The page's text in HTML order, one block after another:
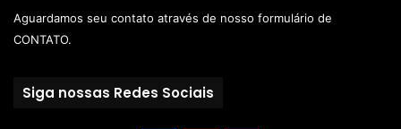
Aguardamos seu contato através de nosso formulário de
CONTATO.
Siga nossas Redes Sociais